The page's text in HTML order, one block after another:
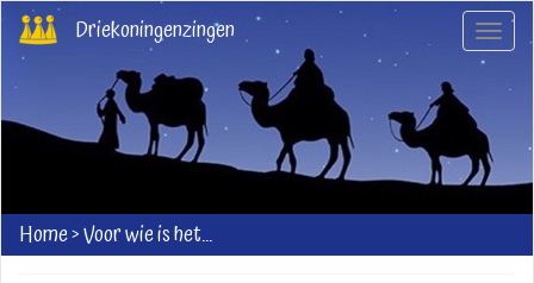
Overslaan
inhoud
Driekoningenzingen
Home>Voor wie is het...